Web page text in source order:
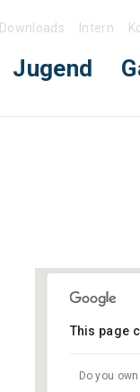
Downloads Intern
Jugend
This page
Do you